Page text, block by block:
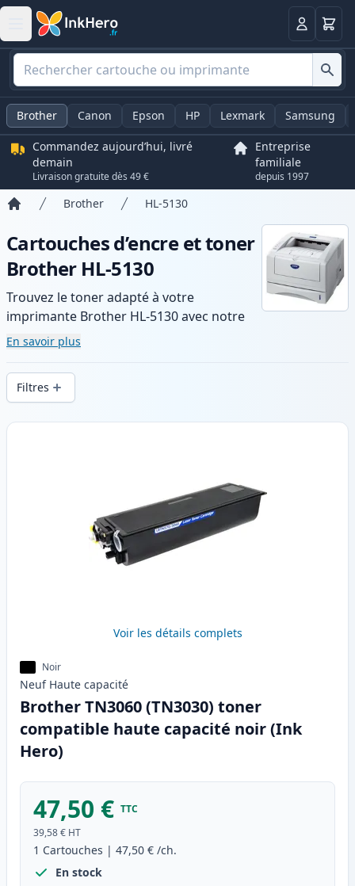
Panier
Brother Canon Epson HP Lexmark Samsung
Commandez aujourd’hui, livré
demain
Livraison gratuite dès 49 €
Entreprise
familiale
depuis 1997
Brother HL-5130
Cartouches d’encre et toner
Brother HL-5130
Trouvez le toner adapté à votre
imprimante Brother HL-5130 avec notre
gamme de cartouches compatibles et
haute capacité. Profitez d’une qualité
d’impression constante et d’une livraison
rapide depuis un stock local en .
En savoir plus
Filtres
Produits
Voir les détails complets
Noir
Neuf Haute capacité
Brother TN3060 (TN3030) toner
compatible haute capacité noir (Ink
Hero)
47,50 € TTC
39,58 € HT
1 Cartouches | 47,50 € /ch.
En stock